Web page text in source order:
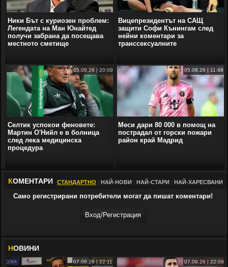
Ники Бът с куриозен проблем:
Легендата на Ман Юнайтед
получи забрана да посещава
местното сметище
Вицепрезидентът на САЩ
защити Софи Кънингам след
нейни коментари за
транссексуалните
05.08.26 | 20:09
Селтик успокои феновете:
Мартин О'Нийл е в болница
след лека медицинска
процедура
05.08.26 | 11:48
Меси дари 80 000 в помощ на
пострадал от горски пожари
район край Мадрид
КОМЕНТАРИ СТАНДАРТНО НАЙ-НОВИ НАЙ-СТАРИ НАЙ-ХАРЕСВАНИ
Само регистрирани потребители могат да пишат коментари!
Вход/Регистрaция
НОВИНИ
07.08.26 | 22:11 07.08.26 | 22:09